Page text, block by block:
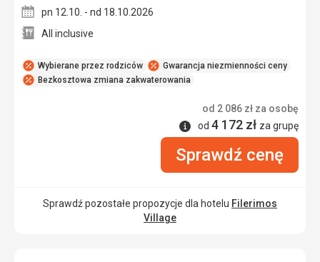
Wybierane przez rodziców
Gwarancja niezmienności ceny
Bezkosztowa zmiana zakwaterowania
pn 12.10. - nd 18.10.2026
All inclusive
od 2 086 zł za osobę
Informacje
od 4 172 zł za grupę
Sprawdź cenę
Sprawdź pozostałe propozycje dla hotelu Filerimos
Village